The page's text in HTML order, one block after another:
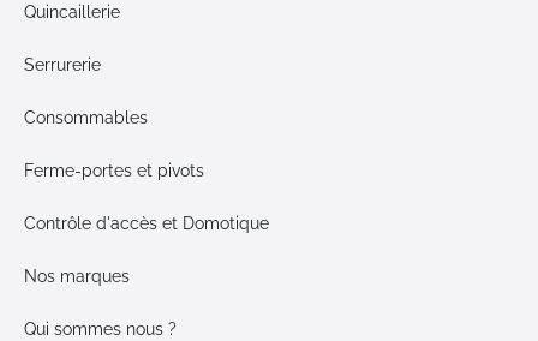
Quincaillerie
Serrurerie
Consommables
Ferme-portes et pivots
Contrôle d'accès et Domotique
Nos marques
Qui sommes nous ?